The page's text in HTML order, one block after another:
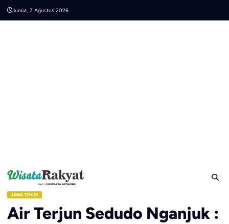
Jumat, 7 Agustus 2026
JAWA TIMUR
Air Terjun Sedudo Nganjuk :